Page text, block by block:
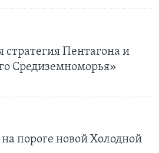
стратегия Пентагона и
Средиземноморья»
пороге новой Холодной